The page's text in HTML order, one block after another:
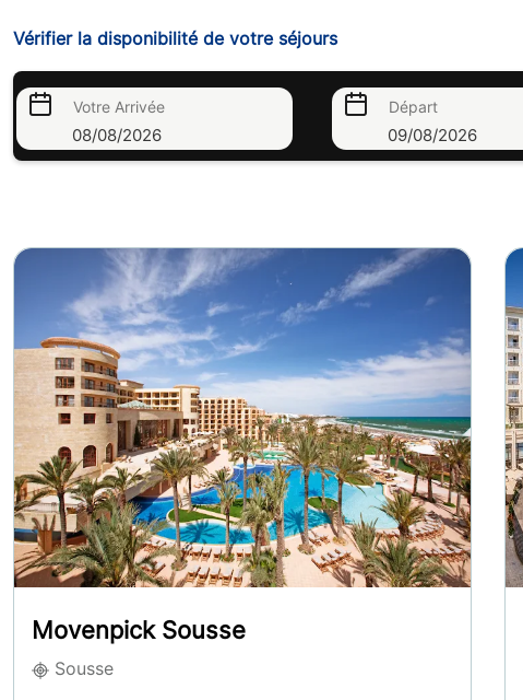
Vérifier la disponibilité de votre séjours
Votre Arrivée
08/08/2026
Départ
09/08/2026
Movenpick Sousse
Sousse